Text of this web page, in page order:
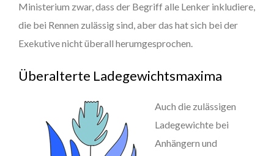
Ministerium zwar, dass der Begriff alle Lenker inkludiere,
die bei Rennen zulässig sind, aber das hat sich bei der
Exekutive nicht überall herumgesprochen.
Überalterte Ladegewichtsmaxima
Auch die zulässigen
Ladegewichte bei
Anhängern und